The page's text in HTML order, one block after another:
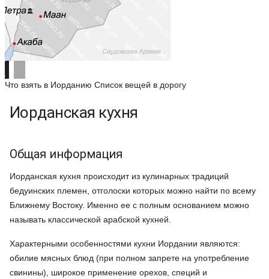
Что взять в Иорданию Список вещей в дорогу
Иорданская кухня
Общая информация
Иорданская кухня происходит из кулинарных традиций
бедуинских племен, отголоски которых можно найти по всему
Ближнему Востоку. Именно ее с полным основанием можно
называть классической арабской кухней.
Характерными особенностями кухни Иордании являются:
обилие мясных блюд (при полном запрете на употребление
свинины), широкое применение орехов, специй и